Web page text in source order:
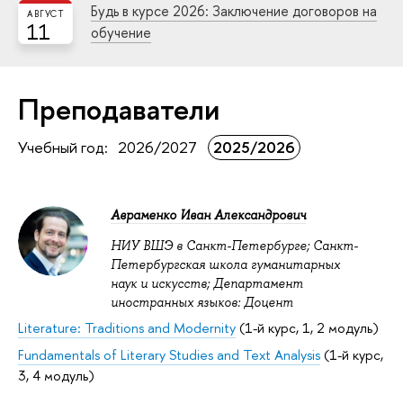
11
АВГУСТ
Будь в курсе 2026: Заключение договоров на
обучение
Преподаватели
Учебный год: 2026/2027 2025/2026
Авраменко Иван Александрович
НИУ ВШЭ в Санкт-Петербурге; Санкт-
Петербургская школа гуманитарных
наук и искусств; Департамент
иностранных языков: Доцент
Literature: Traditions and Modernity(1-й курс, 1, 2 модуль)
Fundamentals of Literary Studies and Text Analysis(1-й курс,
3, 4 модуль)